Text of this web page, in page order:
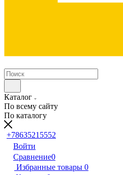
Каталог
По всему сайту
По каталогу
+78635215552
Войти
Сравнение0
Избранные товары 0